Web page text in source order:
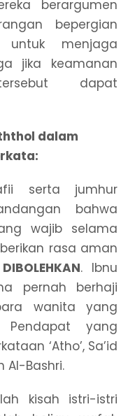
berargumen
bepergian
menjaga
jika keamanan
dapat
dalam
serta jumhur
bahwa
wajib selama
rasa aman
DIBOLEHKAN. Ibnu
pernah berhaji
wanita yang
Pendapat yang
‘Atho’, Sa’id
Al-Bashri.
kisah istri-istri